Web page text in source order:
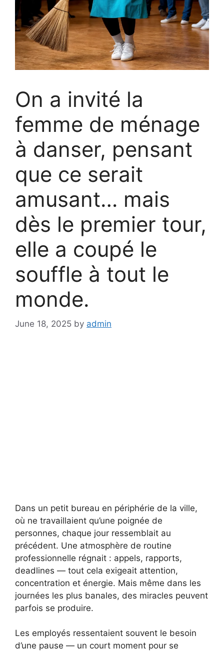
On a invité la
femme de ménage
à danser, pensant
que ce serait
amusant… mais
dès le premier tour,
elle a coupé le
souffle à tout le
monde.
June 18, 2025 by admin
Dans un petit bureau en périphérie de la ville,
où ne travaillaient qu’une poignée de
personnes, chaque jour ressemblait au
précédent. Une atmosphère de routine
professionnelle régnait : appels, rapports,
deadlines — tout cela exigeait attention,
concentration et énergie. Mais même dans les
journées les plus banales, des miracles peuvent
parfois se produire.
Les employés ressentaient souvent le besoin
d’une pause — un court moment pour se